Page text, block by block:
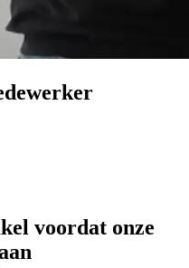
voordat onze